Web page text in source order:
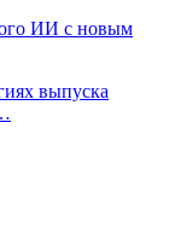
ИИ с новым
выпуска